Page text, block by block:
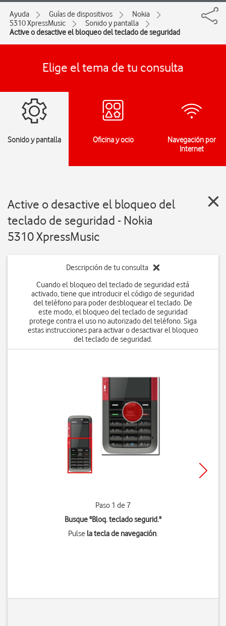
Ayuda Guías de dispositivos
Nokia
5310 XpressMusic
Sonido y pantalla
Active o desactive el bloqueo del teclado de seguridad
Elige el tema de tu consulta
Sonido y pantalla Oficina y ocio
Navegación por
Internet
Active o desactive el bloqueo del
teclado de seguridad - Nokia
5310 XpressMusic
Descripción de tu consulta
Cuando el bloqueo del teclado de seguridad está
activado, tiene que introducir el código de seguridad
del teléfono para poder desbloquear el teclado. De
este modo, el bloqueo del teclado de seguridad
protege contra el uso no autorizado del teléfono. Siga
estas instrucciones para activar o desactivar el bloqueo
del teclado de seguridad.
Paso 1 de 7
Busque "Bloq. teclado segurid."
Pulse la tecla de navegación.